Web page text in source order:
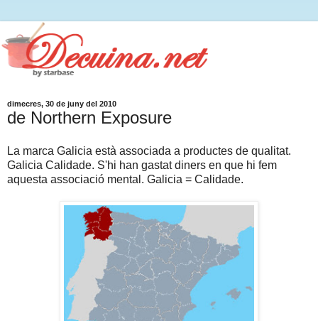
dimecres, 30 de juny del 2010
de Northern Exposure
La marca Galicia està associada a productes de qualitat.
Galicia Calidade. S'hi han gastat diners en que hi fem
aquesta associació mental. Galicia = Calidade.